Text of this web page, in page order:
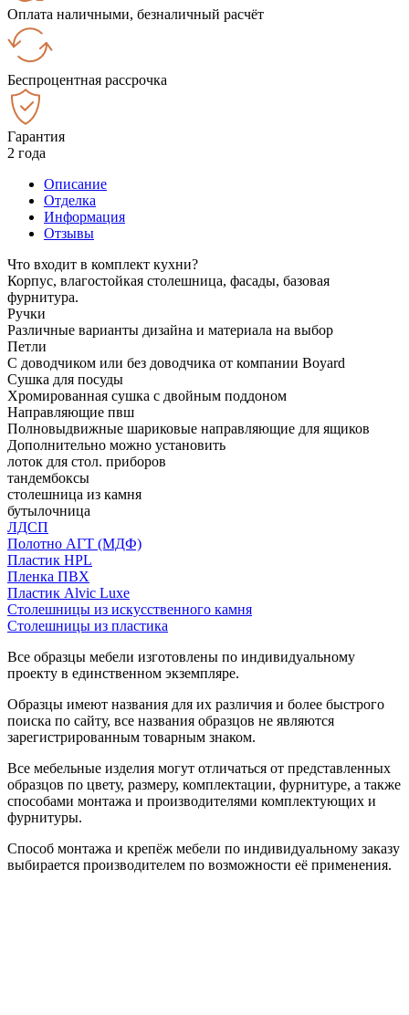
Оплата наличными, безналичный расчёт
Беспроцентная рассрочка
Гарантия
2 года
Описание
Отделка
Информация
Отзывы
Что входит в комплект кухни?
Корпус, влагостойкая столешница, фасады, базовая
фурнитура.
Ручки
Различные варианты дизайна и материала на выбор
Петли
С доводчиком или без доводчика от компании Boyard
Сушка для посуды
Хромированная сушка с двойным поддоном
Направляющие пвш
Полновыдвижные шариковые направляющие для ящиков
Дополнительно можно установить
лоток для стол. приборов
тандембоксы
столешница из камня
бутылочница
ЛДСП
Полотно АГТ (МДФ)
Пластик HPL
Пленка ПВХ
Пластик Alvic Luxe
Столешницы из искусственного камня
Столешницы из пластика
Все образцы мебели изготовлены по индивидуальному
проекту в единственном экземпляре.
Образцы имеют названия для их различия и более быстрого
поиска по сайту, все названия образцов не являются
зарегистрированным товарным знаком.
Все мебельные изделия могут отличаться от представленных
образцов по цвету, размеру, комплектации, фурнитуре, а также
способами монтажа и производителями комплектующих и
фурнитуры.
Способ монтажа и крепёж мебели по индивидуальному заказу
выбирается производителем по возможности её применения.